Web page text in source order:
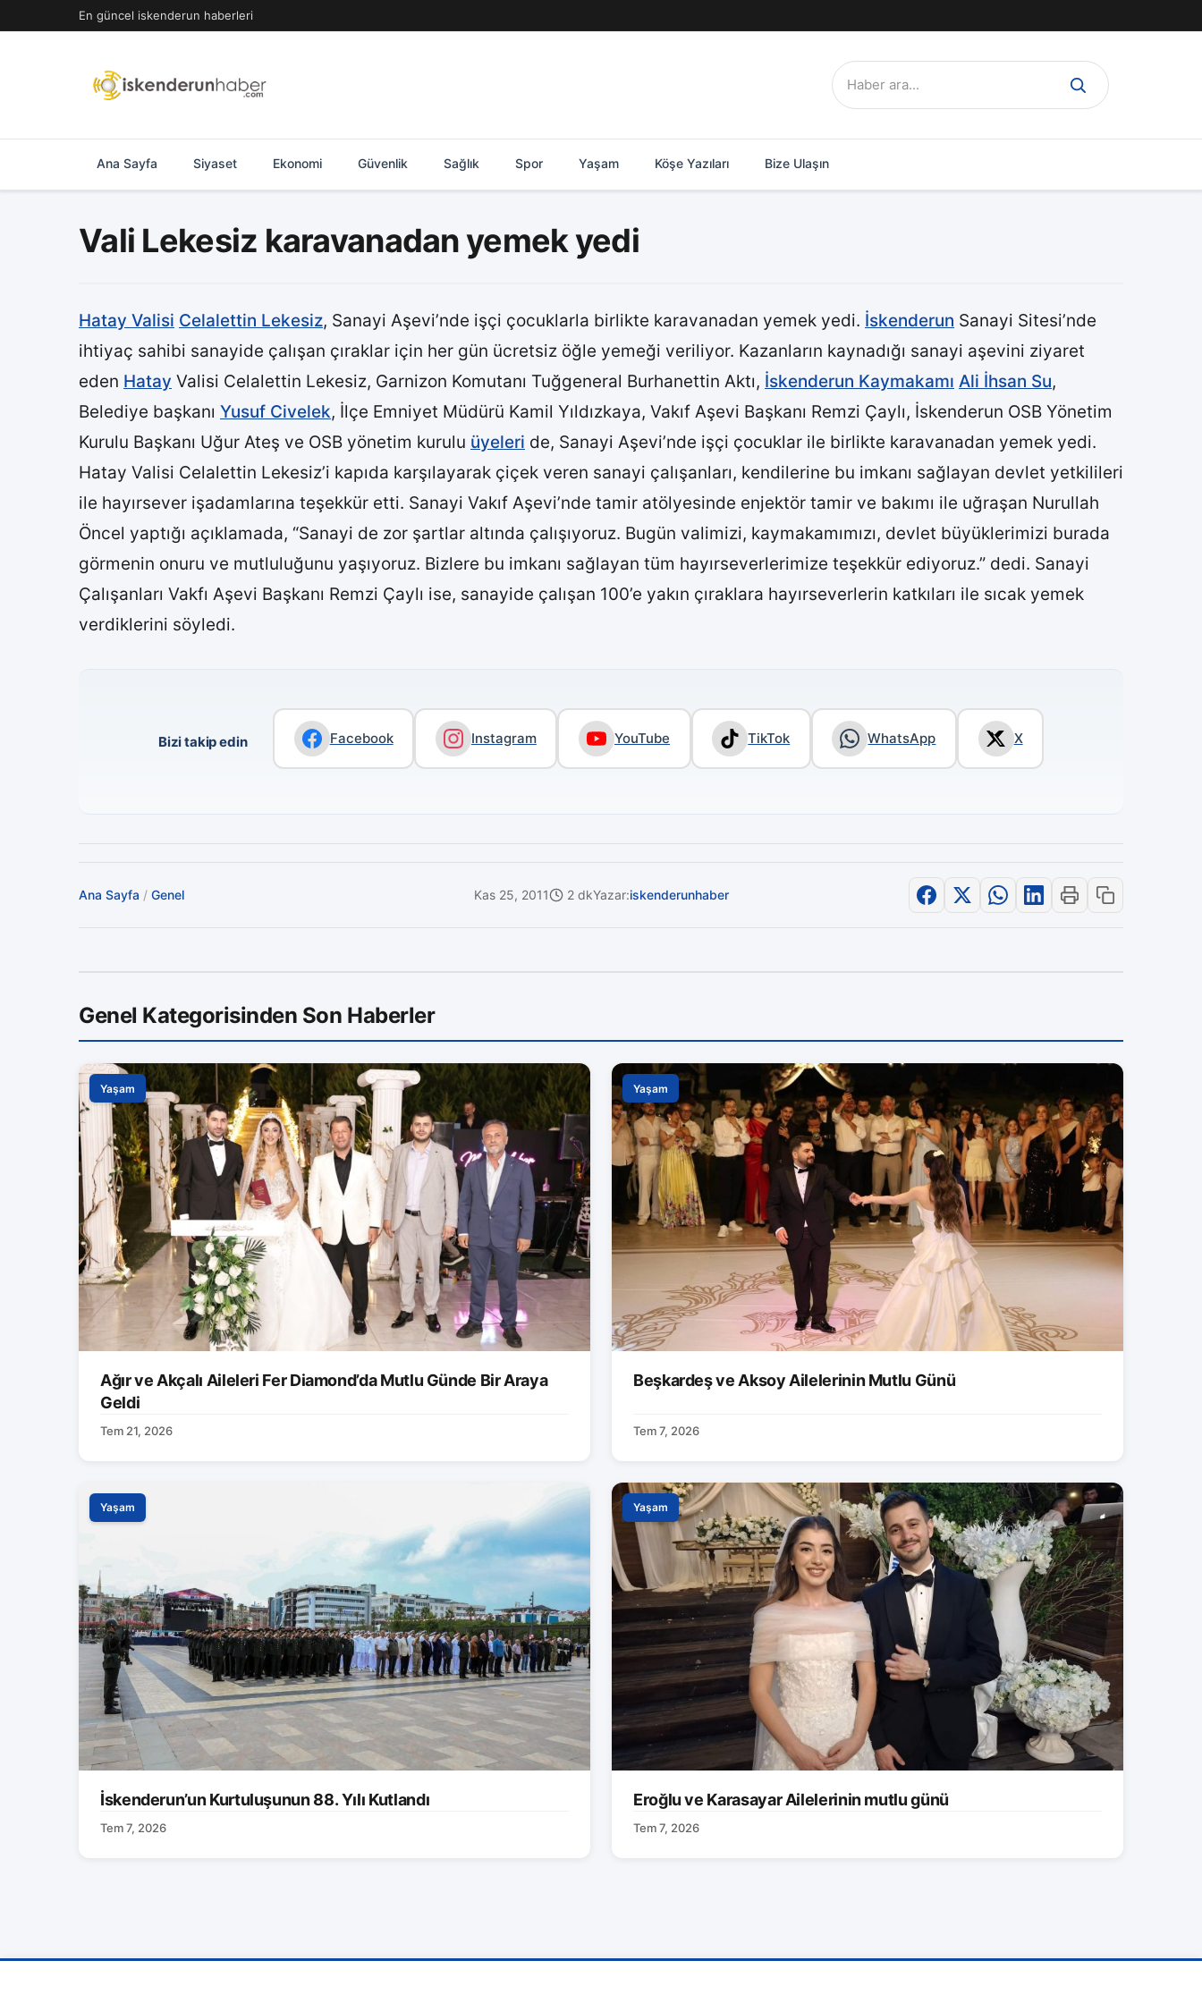
geç
En güncel iskenderun haberleri
Ara:
Ana Sayfa Siyaset Ekonomi Güvenlik Sağlık Spor Yaşam Köşe Yazıları Bize Ulaşın
Vali Lekesiz karavanadan yemek yedi
Hatay Valisi Celalettin Lekesiz, Sanayi Aşevi’nde işçi çocuklarla birlikte karavanadan yemek yedi. İskenderun Sanayi Sitesi’nde
ihtiyaç sahibi sanayide çalışan çıraklar için her gün ücretsiz öğle yemeği veriliyor. Kazanların kaynadığı sanayi aşevini ziyaret
eden Hatay Valisi Celalettin Lekesiz, Garnizon Komutanı Tuğgeneral Burhanettin Aktı, İskenderun Kaymakamı Ali İhsan Su,
Belediye başkanı Yusuf Civelek, İlçe Emniyet Müdürü Kamil Yıldızkaya, Vakıf Aşevi Başkanı Remzi Çaylı, İskenderun OSB Yönetim
Kurulu Başkanı Uğur Ateş ve OSB yönetim kurulu üyeleri de, Sanayi Aşevi’nde işçi çocuklar ile birlikte karavanadan yemek yedi.
Hatay Valisi Celalettin Lekesiz’i kapıda karşılayarak çiçek veren sanayi çalışanları, kendilerine bu imkanı sağlayan devlet yetkilileri
ile hayırsever işadamlarına teşekkür etti. Sanayi Vakıf Aşevi’nde tamir atölyesinde enjektör tamir ve bakımı ile uğraşan Nurullah
Öncel yaptığı açıklamada, “Sanayi de zor şartlar altında çalışıyoruz. Bugün valimizi, kaymakamımızı, devlet büyüklerimizi burada
görmenin onuru ve mutluluğunu yaşıyoruz. Bizlere bu imkanı sağlayan tüm hayırseverlerimize teşekkür ediyoruz.” dedi. Sanayi
Çalışanları Vakfı Aşevi Başkanı Remzi Çaylı ise, sanayide çalışan 100’e yakın çıraklara hayırseverlerin katkıları ile sıcak yemek
verdiklerini söyledi.
Bizi takip edin Facebook Instagram YouTube TikTok WhatsApp X
Ana Sayfa / Genel Kas 25, 2011 2 dkYazar:iskenderunhaber
Genel Kategorisinden Son Haberler
Yaşam
Ağır ve Akçalı Aileleri Fer Diamond’da Mutlu Günde Bir Araya
Geldi
Tem 21, 2026
Yaşam
Beşkardeş ve Aksoy Ailelerinin Mutlu Günü
Tem 7, 2026
Yaşam
İskenderun’un Kurtuluşunun 88. Yılı Kutlandı
Tem 7, 2026
Yaşam
Eroğlu ve Karasayar Ailelerinin mutlu günü
Tem 7, 2026